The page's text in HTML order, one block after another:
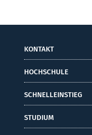
KONTAKT
HOCHSCHULE
SCHNELLEINSTIEG
STUDIUM